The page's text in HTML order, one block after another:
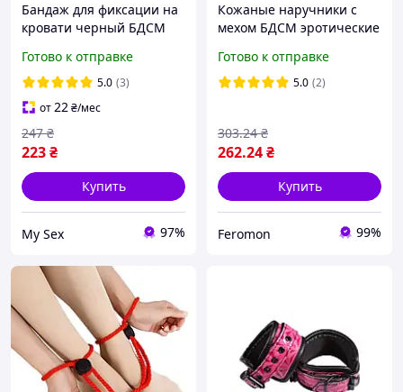
Бандаж для фиксации на
кровати черный БДСМ
рук и ног универсальный
Готово к отправке
5.0 (3)
от22₴/мес
223₴
247 ₴
Купить
My Sex 97%
Кожаные наручники с
мехом БДСМ эротические
игрушка для взрослых
Чёрный ( 130 001 )
Готово к отправке
5.0 (2)
262.24₴
303.24 ₴
Купить
Feromon 99%